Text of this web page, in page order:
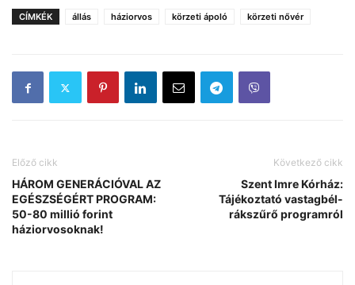
CÍMKÉK állás háziorvos körzeti ápoló körzeti nővér
Előző cikk
HÁROM GENERÁCIÓVAL AZ
EGÉSZSÉGÉRT PROGRAM:
50-80 millió forint
háziorvosoknak!
Következő cikk
Szent Imre Kórház:
Tájékoztató vastagbél-
rákszűrő programról